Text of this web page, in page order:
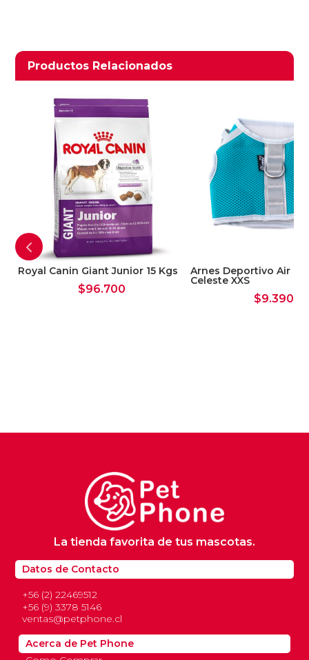
Ver Carrito
Seguir Comprando
Productos Relacionados
Productos relacionados
Royal Canin Giant Junior 15 Kgs
$96.700
Arnes Deportivo Air
Celeste XXS
$9.390
Datos de Contacto
+56 (2) 22469512
+56 (9) 3378 5146
ventas@petphone.cl
La tienda favorita de tus mascotas.
Acerca de Pet Phone